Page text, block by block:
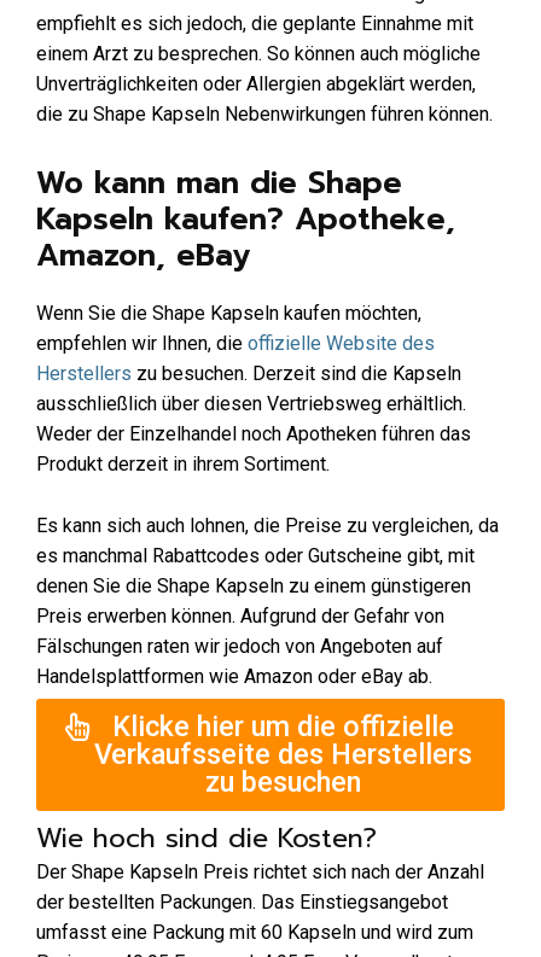
empfiehlt es sich jedoch, die geplante Einnahme mit
einem Arzt zu besprechen. So können auch mögliche
Unverträglichkeiten oder Allergien abgeklärt werden,
die zu Shape Kapseln Nebenwirkungen führen können.
Wo kann man die Shape
Kapseln kaufen? Apotheke,
Amazon, eBay
Wenn Sie die Shape Kapseln kaufen möchten,
empfehlen wir Ihnen, die offizielle Website des
Herstellers zu besuchen. Derzeit sind die Kapseln
ausschließlich über diesen Vertriebsweg erhältlich.
Weder der Einzelhandel noch Apotheken führen das
Produkt derzeit in ihrem Sortiment.
Es kann sich auch lohnen, die Preise zu vergleichen, da
es manchmal Rabattcodes oder Gutscheine gibt, mit
denen Sie die Shape Kapseln zu einem günstigeren
Preis erwerben können. Aufgrund der Gefahr von
Fälschungen raten wir jedoch von Angeboten auf
Handelsplattformen wie Amazon oder eBay ab.
Klicke hier um die offizielle
Verkaufsseite des Herstellers
zu besuchen
Wie hoch sind die Kosten?
Der Shape Kapseln Preis richtet sich nach der Anzahl
der bestellten Packungen. Das Einstiegsangebot
umfasst eine Packung mit 60 Kapseln und wird zum